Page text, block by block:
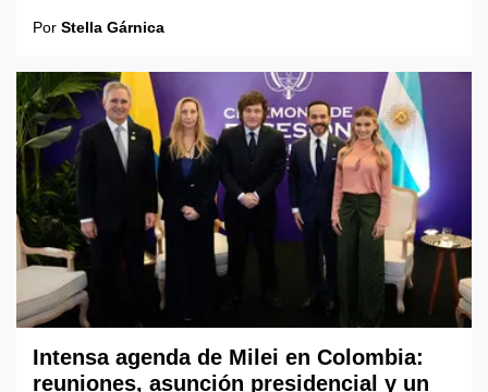
Por Stella Gárnica
Intensa agenda de Milei en Colombia:
reuniones, asunción presidencial y un